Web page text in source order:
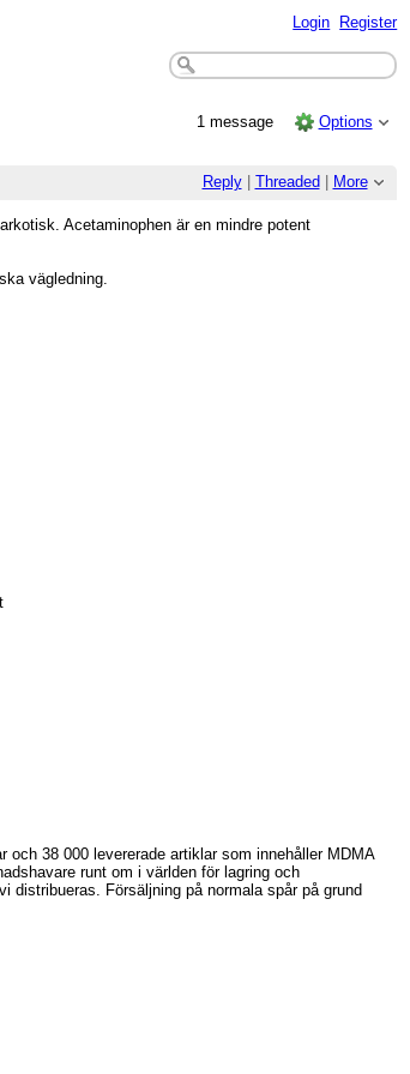
Login Register
1 message Options
Reply| Threaded More
Acetaminophen är en mindre potent
vägledning.
38 000 levererade artiklar som innehåller MDMA
runt om i världen för lagring och
Försäljning på normala spår på grund